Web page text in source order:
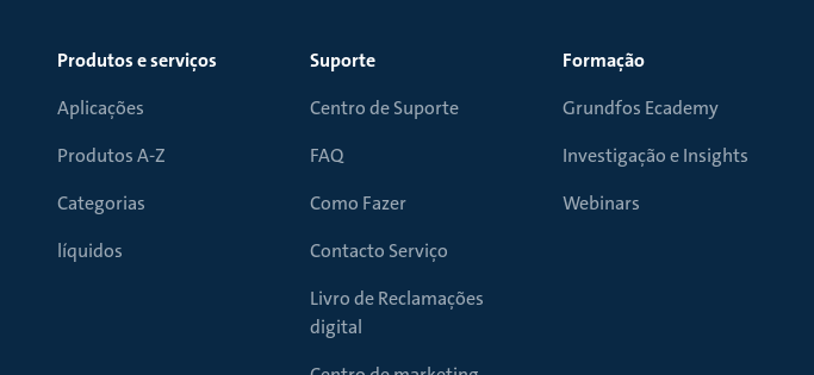
Produtos e serviços
Aplicações
Produtos A-Z
Categorias
líquidos
Suporte
Centro de Suporte
FAQ
Como Fazer
Contacto Serviço
Livro de Reclamações
digital
Formação
Grundfos Ecademy
Investigação e Insights
Webinars